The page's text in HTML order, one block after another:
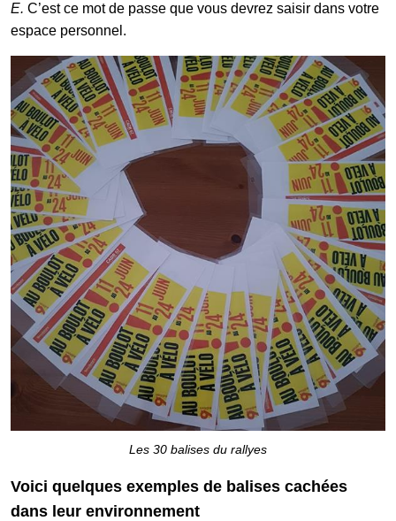
Résultats
Les participants
FAQ
Contact
E. C’est ce mot de passe que vous devrez saisir dans votre
espace personnel.
Les 30 balises du rallyes
Voici quelques exemples de balises cachées
dans leur environnement